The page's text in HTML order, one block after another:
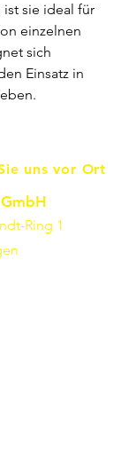
sie ideal für
einzelnen
sich
Einsatz in
uns vor Ort
Ring 1